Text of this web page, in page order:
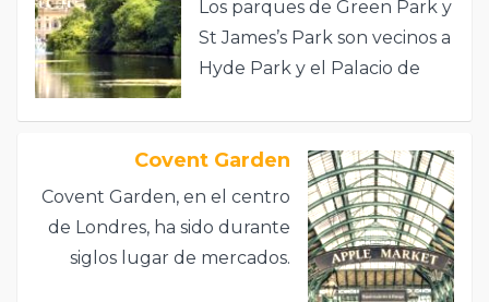
Los parques de Green Park y
St James’s Park son vecinos a
Hyde Park y el Palacio de
Covent Garden
Covent Garden, en el centro
de Londres, ha sido durante
siglos lugar de mercados.